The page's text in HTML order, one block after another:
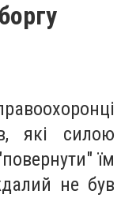
які силою
їм
не був